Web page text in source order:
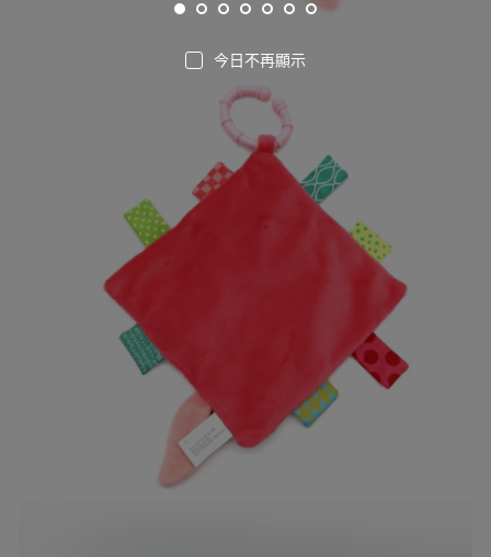
今日不再顯示